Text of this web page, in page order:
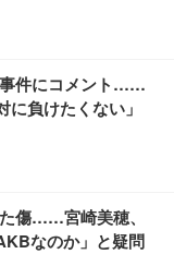
件にコメント……
に負けたくない」
傷……宮崎美穂、
なのか」と疑問